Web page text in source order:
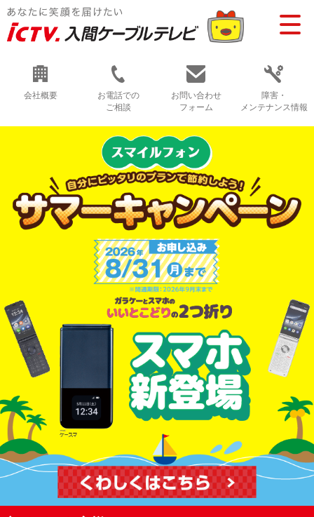
会社概要
お電話での
ご相談
お問い合わせ
フォーム
障害・
メンテナンス情報